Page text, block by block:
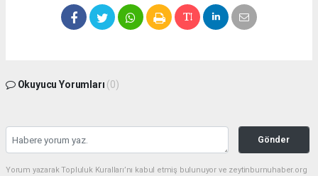
Okuyucu Yorumları (0)
Gönder
Yorum yazarak Topluluk Kuralları’nı kabul etmiş bulunuyor ve zeytinburnuhaber.org